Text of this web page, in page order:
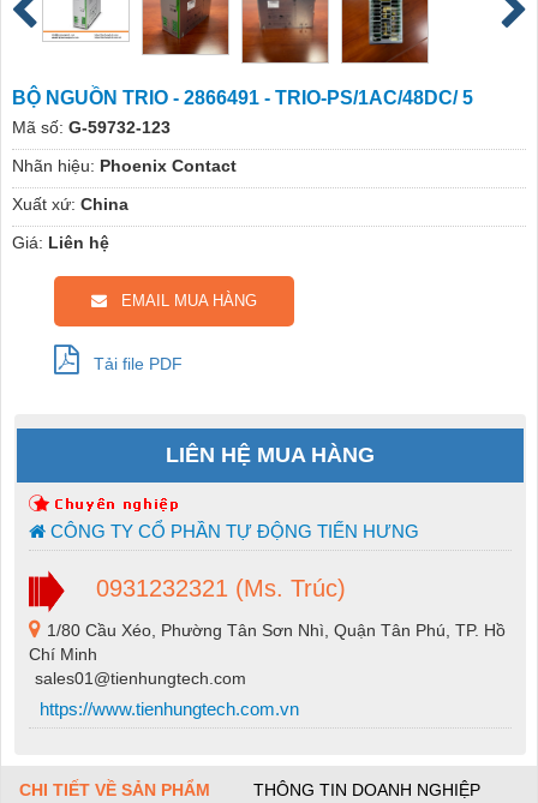
BỘ NGUỒN TRIO - 2866491 - TRIO-PS/1AC/48DC/ 5
Mã số: G-59732-123
Nhãn hiệu: Phoenix Contact
Xuất xứ: China
Giá: Liên hệ
EMAIL MUA HÀNG
Tải file PDF
LIÊN HỆ MUA HÀNG
CÔNG TY CỔ PHẦN TỰ ĐỘNG TIẾN HƯNG
0931232321 (Ms. Trúc)
1/80 Cầu Xéo, Phường Tân Sơn Nhì, Quận Tân Phú, TP. Hồ
Chí Minh
sales01@tienhungtech.com
https://www.tienhungtech.com.vn
CHI TIẾT VỀ SẢN PHẨM THÔNG TIN DOANH NGHIỆP